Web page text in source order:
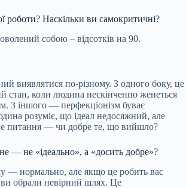
роботи? Наскільки ви самокритичні?
собою – відсотків на 90.
виявлятися по-різному. З одного боку, це
стан, коли людина нескінченно женеться
З іншого — перфекціонізм буває
розуміє, що ідеал недосяжний, але
питання — чи добре те, що вийшло?
— не «ідеально», а «досить добре»?
— нормально, але якщо це робить вас
обрали невірний шлях. Це